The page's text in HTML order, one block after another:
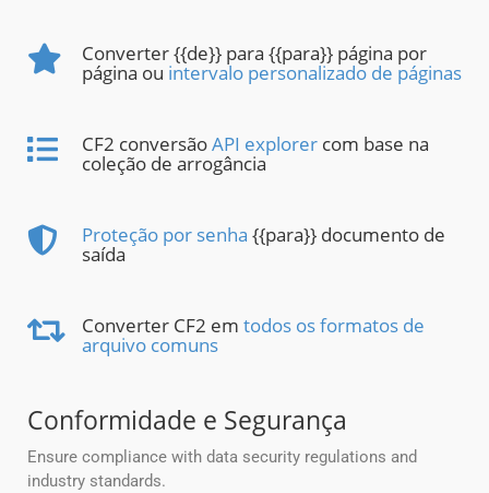
Converter {{de}} para {{para}} página por
página ou intervalo personalizado de páginas
CF2 conversãoAPI explorer com base na
coleção de arrogância
Proteção por senha {{para}} documento de
saída
Converter CF2 em todos os formatos de
arquivo comuns
Conformidade e Segurança
Ensure compliance with data security regulations and
industry standards.